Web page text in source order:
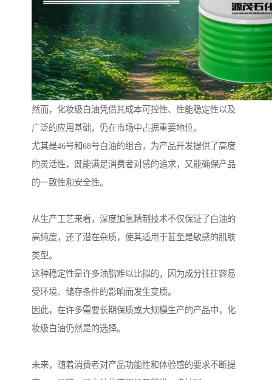
然而，化妆级白油凭借其成本可控性、性能稳定性以及
广泛的应用基础，仍在市场中占据重要地位。
尤其是46号和68号白油的组合，为产品开发提供了高度
的灵活性，既能满足消费者对感的追求，又能确保产品
的一致性和安全性。
从生产工艺来看，深度加氢精制技术不仅保证了白油的
高纯度，还了潜在杂质，使其适用于甚至是敏感的肌肤
类型。
这种稳定性是许多油脂难以比拟的，因为成分往往容易
受环境、储存条件的影响而发生变质。
因此，在许多需要长期保质或大规模生产的产品中，化
妆级白油仍然是的选择。
未来，随着消费者对产品功能性和体验感的要求不断提